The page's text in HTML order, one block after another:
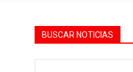
BUSCAR NOTICIAS